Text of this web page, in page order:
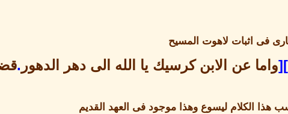
فى اثبات لاهوت المسيح
واما عن الابن كرسيك يا الله الى دهر الدهور .
هذا الكلام ليسوع وهذا موجود فى العهد القديم